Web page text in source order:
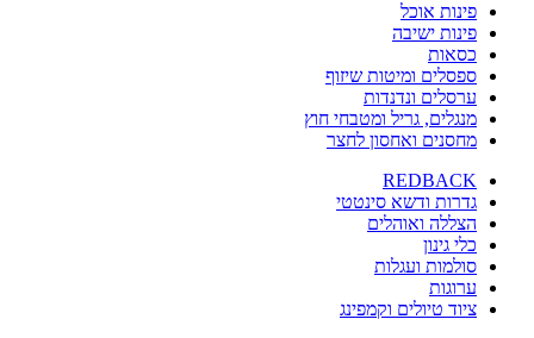
פינות אוכל
פינות ישיבה
כסאות
ספסלים ומיטות שיזוף
ערסלים ונדנדות
מנגלים, גריל ומטבחי חוץ
מחסנים ואחסון לחצר
REDBACK
גדרות ודשא סינטטי
הצללה ואוהלים
כלי גינון
סולמות ועגלות
ערוגות
ציוד טיולים וקמפינג